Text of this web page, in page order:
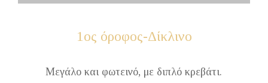
1ος όροφος-Δίκλινο
Μεγάλο και φωτεινό, με διπλό κρεβάτι.